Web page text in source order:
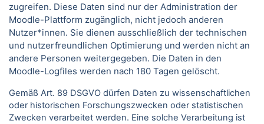
zugreifen. Diese Daten sind nur der Administration der
Moodle-Plattform zugänglich, nicht jedoch anderen
Nutzer*innen. Sie dienen ausschließlich der technischen
und nutzerfreundlichen Optimierung und werden nicht an
andere Personen weitergegeben. Die Daten in den
Moodle-Logfiles werden nach 180 Tagen gelöscht.
Gemäß Art. 89 DSGVO dürfen Daten zu wissenschaftlichen
oder historischen Forschungszwecken oder statistischen
Zwecken verarbeitet werden. Eine solche Verarbeitung ist